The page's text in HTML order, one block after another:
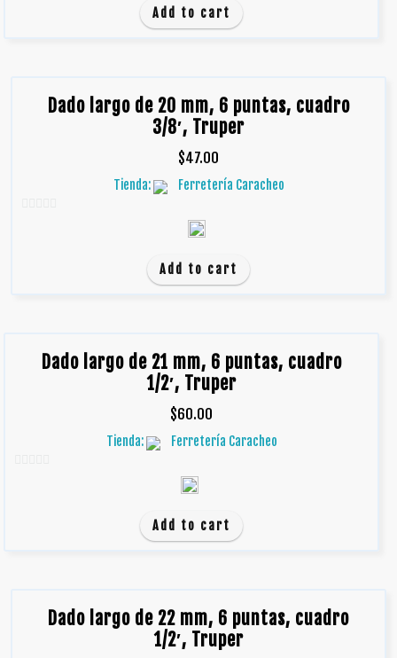
Add to cart
Dado largo de 20 mm, 6 puntas, cuadro
3/8′, Truper
$47.00
Tienda: Ferretería Caracheo
Add to cart
Dado largo de 21 mm, 6 puntas, cuadro
1/2′, Truper
$60.00
Tienda: Ferretería Caracheo
Add to cart
Dado largo de 22 mm, 6 puntas, cuadro
1/2′, Truper